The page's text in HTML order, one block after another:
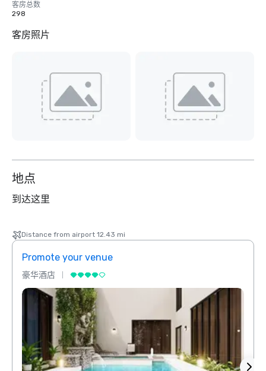
客房总数
298
客房照片
地点
到达这里
Distance from airport 12.43 mi
Promote your venue
豪华酒店